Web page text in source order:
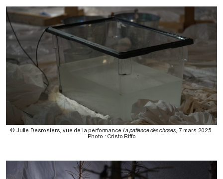
© Julie Desrosiers, vue de la performance La patience des choses , 7 mars 2025.
Photo : Cristo Riffo